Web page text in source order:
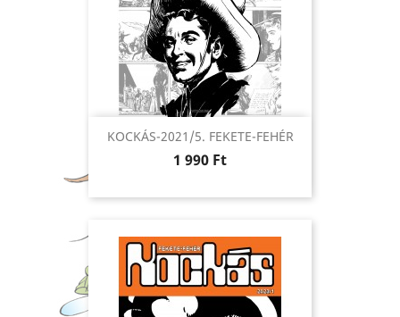
KOCKÁS-2021/5. FEKETE-FEHÉR
Ár
1 990 Ft